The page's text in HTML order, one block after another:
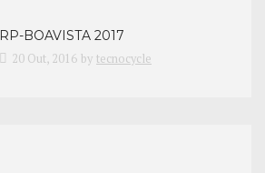
RP-BOAVISTA 2017
20 Out, 2016 by tecnocycle